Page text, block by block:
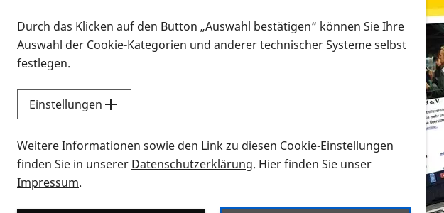
Infomaterial
Infomaterial
Vorlesen
Alle Infomaterialien in
Sie möchten wissen, wie Sie nach Infonmaterial suchen
Durch das Klicken auf den Button „Auswahl bestätigen“ können Sie Ihre
Auswahl der Cookie-Kategorien und anderer technischer Systeme selbst
festlegen.
Einstellungen
Weitere Informationen sowie den Link zu diesen Cookie-Einstellungen
finden Sie in unserer Datenschutzerklärung. Hier finden Sie unser
Impressum.